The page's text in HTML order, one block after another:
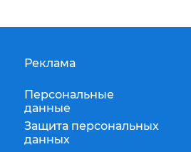
Реклама
Персональные
данные
Защита персональных
данных